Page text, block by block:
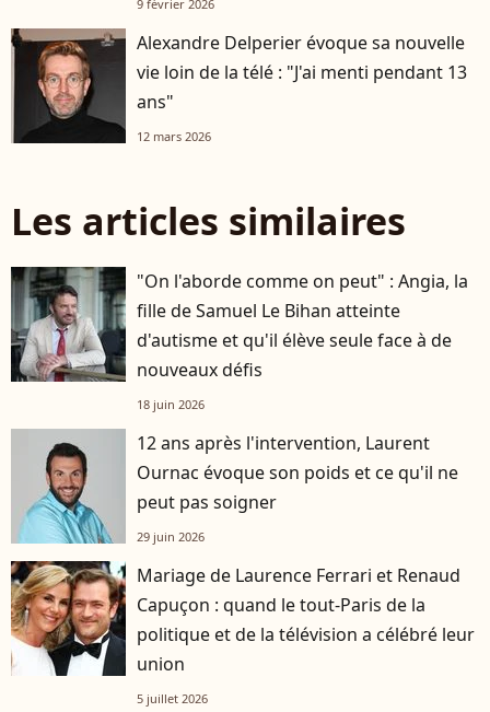
9 février 2026
Alexandre Delperier évoque sa nouvelle
vie loin de la télé : "J'ai menti pendant 13
ans"
12 mars 2026
Les articles similaires
"On l'aborde comme on peut" : Angia, la
fille de Samuel Le Bihan atteinte
d'autisme et qu'il élève seule face à de
nouveaux défis
18 juin 2026
12 ans après l'intervention, Laurent
Ournac évoque son poids et ce qu'il ne
peut pas soigner
29 juin 2026
Mariage de Laurence Ferrari et Renaud
Capuçon : quand le tout-Paris de la
politique et de la télévision a célébré leur
union
5 juillet 2026